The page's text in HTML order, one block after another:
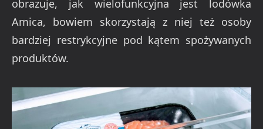
obrazuje, jak wielofunkcyjna jest lodówka
Amica, bowiem skorzystają z niej też osoby
bardziej restrykcyjne pod kątem spożywanych
produktów.